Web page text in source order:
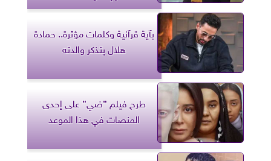
بآية قرآنية وكلمات مؤثرة.. حمادة
هلال يتذكر والدته
طرح فيلم ”ضي” على إحدى
المنصات في هذا الموعد